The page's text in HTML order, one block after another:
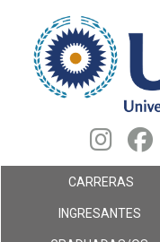
contenido
principal
CARRERAS
INGRESANTES